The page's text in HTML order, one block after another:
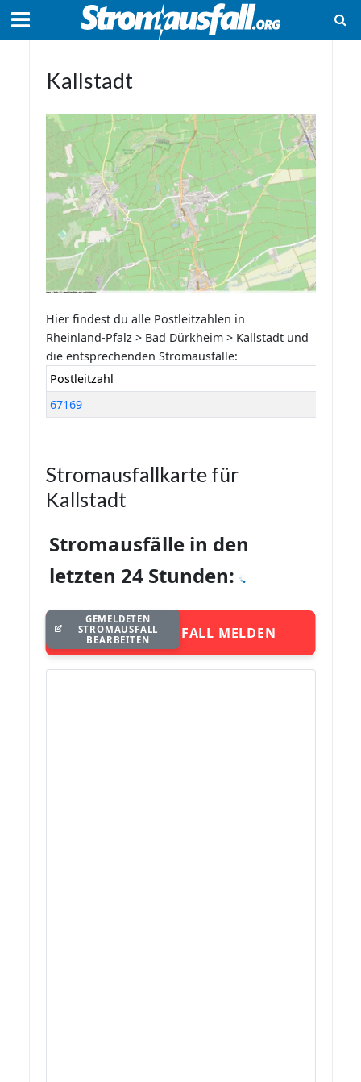
Kallstadt
Hier findest du alle Postleitzahlen in
Rheinland-Pfalz > Bad Dürkheim > Kallstadt und
die entsprechenden Stromausfälle:
Postleitzahl
67169
Stromausfallkarte für
Kallstadt
Stromausfälle in den
letzten 24 Stunden:
STROMAUSFALL MELDEN
GEMELDETEN
STROMAUSFALL
BEARBEITEN